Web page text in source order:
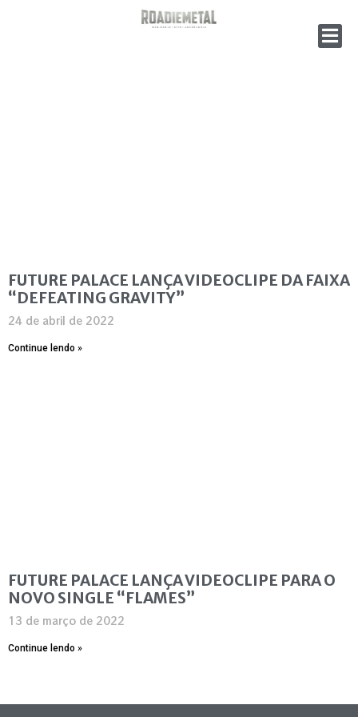
FUTURE PALACE LANÇA VIDEOCLIPE DA FAIXA
“DEFEATING GRAVITY”
24 de abril de 2022
Continue lendo »
FUTURE PALACE LANÇA VIDEOCLIPE PARA O
NOVO SINGLE “FLAMES”
13 de março de 2022
Continue lendo »